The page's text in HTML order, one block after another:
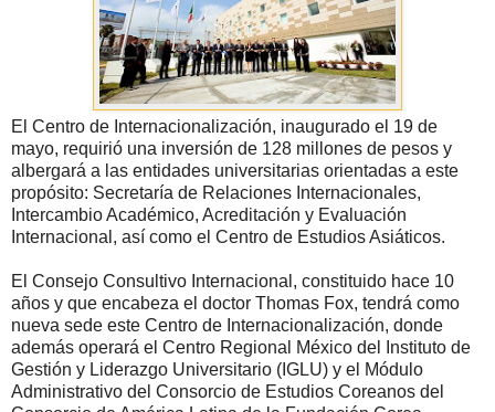
El Centro de Internacionalización, inaugurado el 19 de
mayo, requirió una inversión de 128 millones de pesos y
albergará a las entidades universitarias orientadas a este
propósito: Secretaría de Relaciones Internacionales,
Intercambio Académico, Acreditación y Evaluación
Internacional, así como el Centro de Estudios Asiáticos.
El Consejo Consultivo Internacional, constituido hace 10
años y que encabeza el doctor Thomas Fox, tendrá como
nueva sede este Centro de Internacionalización, donde
además operará el Centro Regional México del Instituto de
Gestión y Liderazgo Universitario (IGLU) y el Módulo
Administrativo del Consorcio de Estudios Coreanos del